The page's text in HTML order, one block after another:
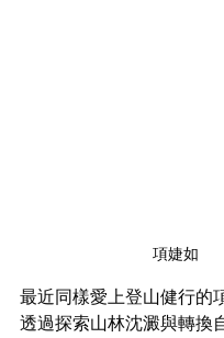
項婕如
最近同樣愛上登山健行的
透過探索山林沈澱與轉換